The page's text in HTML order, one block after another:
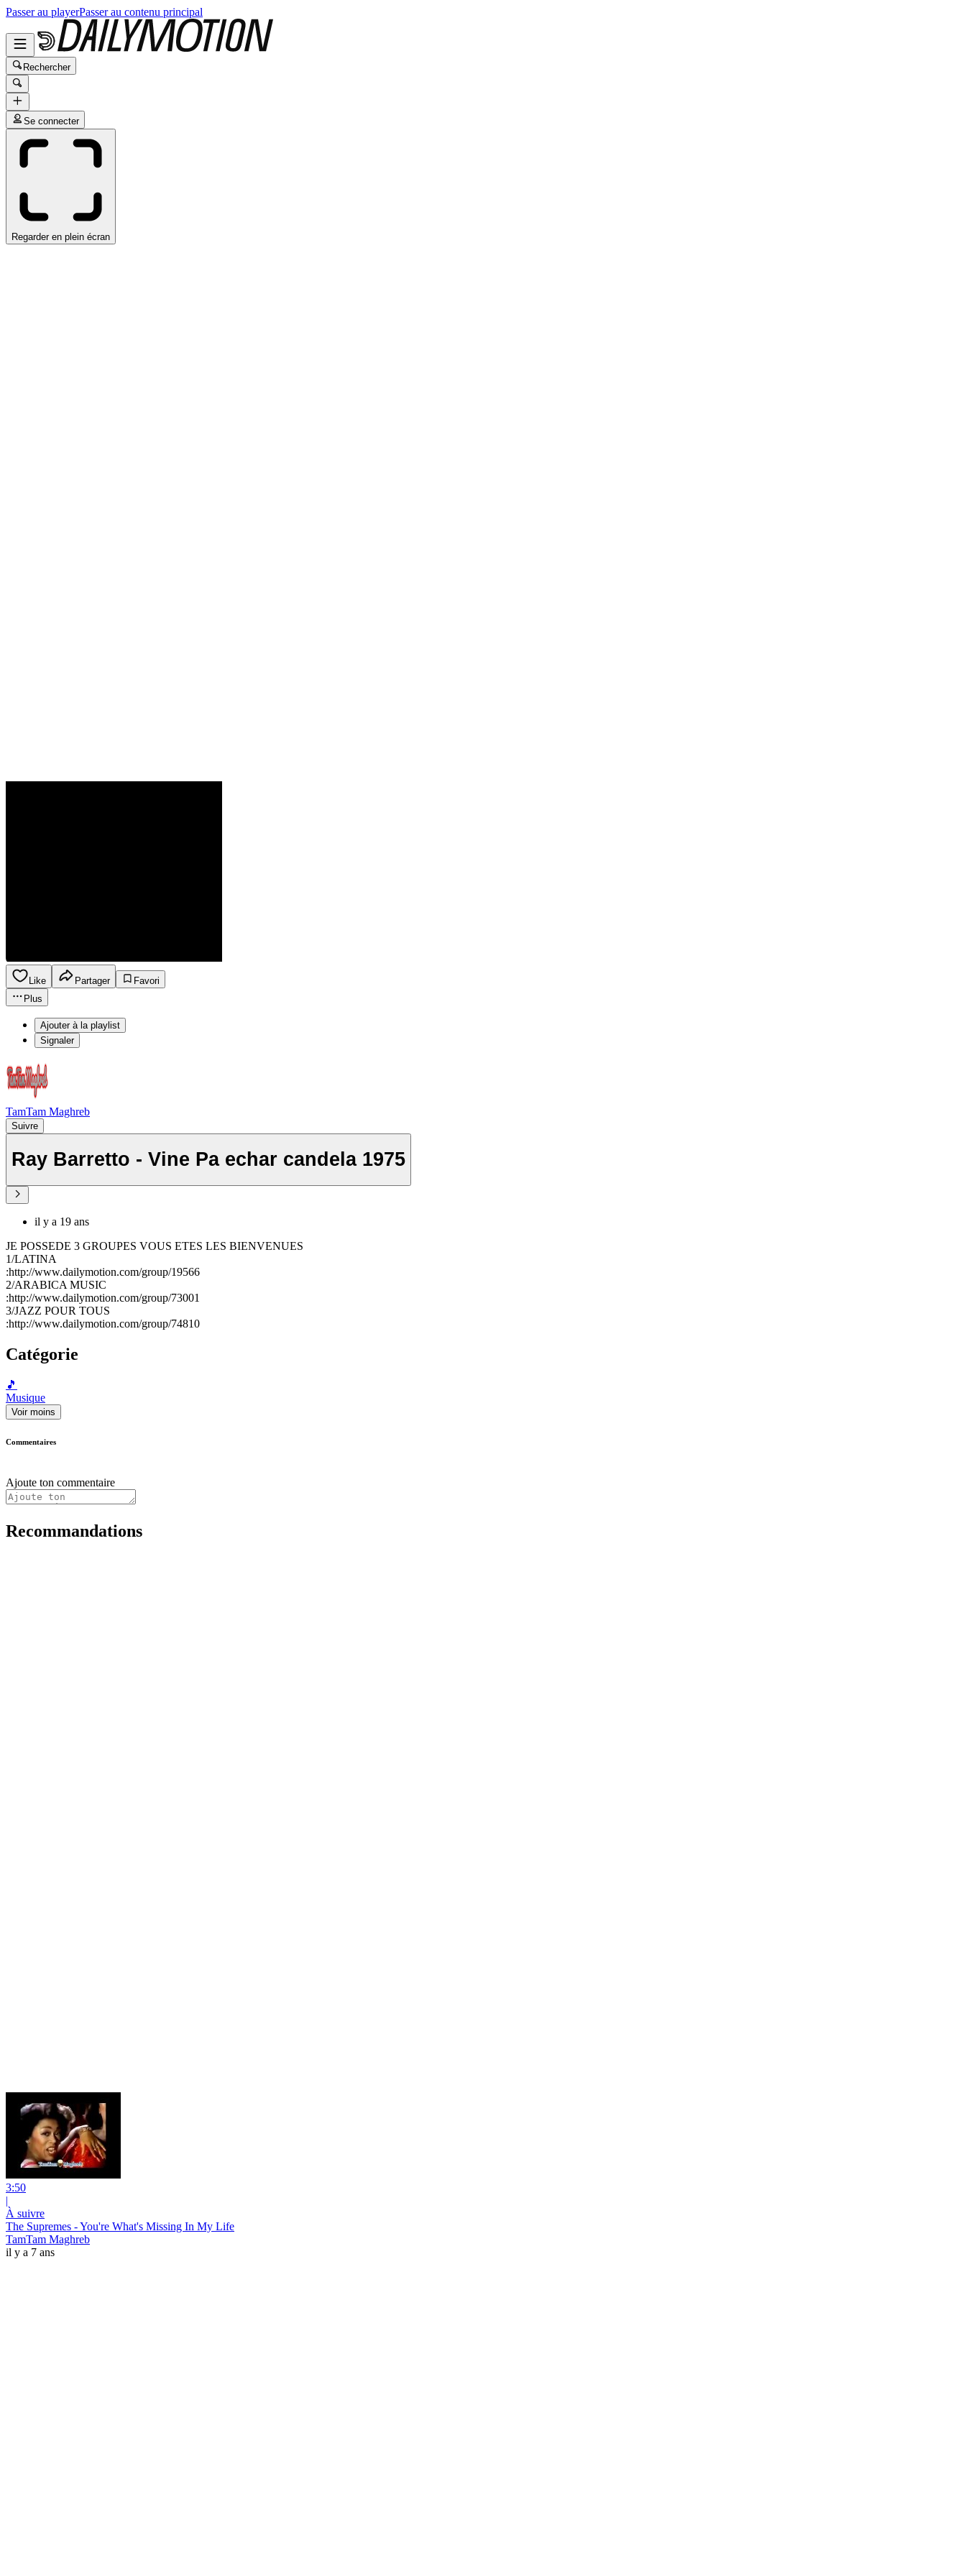
Passer au playerPasser au contenu principal
Rechercher
Se connecter
Regarder en plein écran
Like Partager
Favori
Plus
Ajouter à la playlist
Signaler
TamTam Maghreb
Suivre
Ray Barretto - Vine Pa echar candela 1975
il y a 19 ans
JE POSSEDE 3 GROUPES VOUS ETES LES BIENVENUES
1/LATINA
:http://www.dailymotion.com/group/19566
2/ARABICA MUSIC
:http://www.dailymotion.com/group/73001
3/JAZZ POUR TOUS
:http://www.dailymotion.com/group/74810
Catégorie
🎵
Musique
Voir moins
Commentaires
Ajoute ton commentaire
Recommandations
3:50
|
À suivre
The Supremes - You're What's Missing In My Life
TamTam Maghreb
il y a 7 ans